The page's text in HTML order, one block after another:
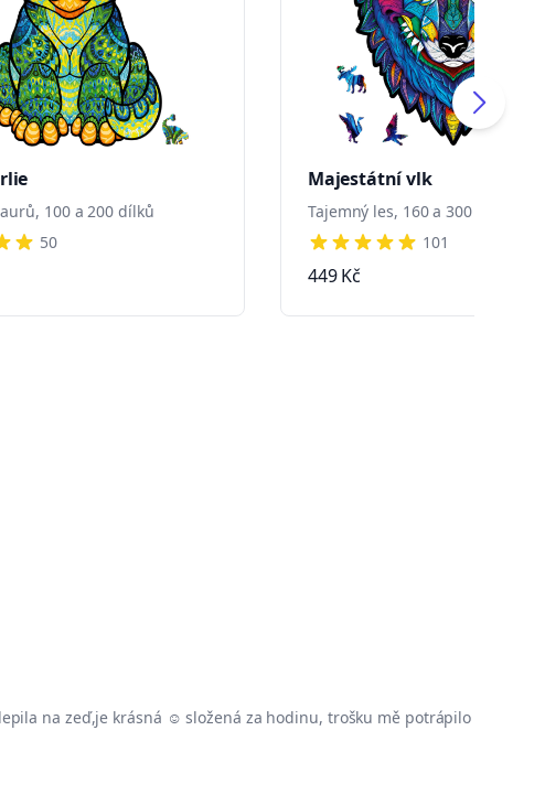
100 a 200 dílků
stars
50
Majestátní vlk
Tajemný les, 160 a 300 dílků
4 out of 5 stars101
449 Kč
na zeď,je krásná ☺️ složená za hodinu, trošku mě potrápilo